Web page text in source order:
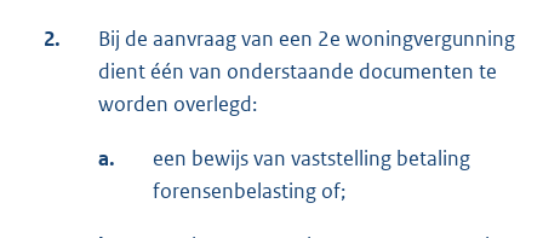
2.
Bij de aanvraag van een 2e woningvergunning
dient één van onderstaande documenten te
worden overlegd:
a.
een bewijs van vaststelling betaling
forensenbelasting of;